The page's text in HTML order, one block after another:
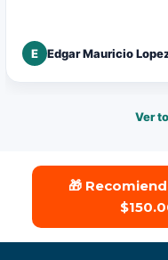
E Edgar Mauricio
Ver
🎁